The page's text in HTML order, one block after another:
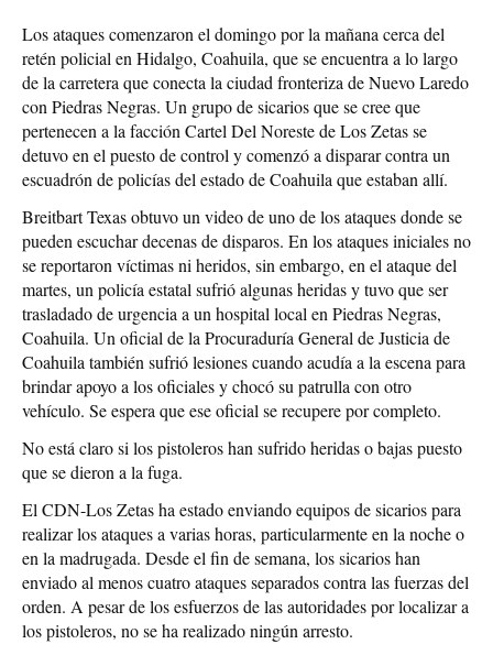
Los ataques comenzaron el domingo por la mañana cerca del
retén policial en Hidalgo, Coahuila, que se encuentra a lo largo
de la carretera que conecta la ciudad fronteriza de Nuevo Laredo
con Piedras Negras. Un grupo de sicarios que se cree que
pertenecen a la facción Cartel Del Noreste de Los Zetas se
detuvo en el puesto de control y comenzó a disparar contra un
escuadrón de policías del estado de Coahuila que estaban allí.
Breitbart Texas obtuvo un video de uno de los ataques donde se
pueden escuchar decenas de disparos. En los ataques iniciales no
se reportaron víctimas ni heridos, sin embargo, en el ataque del
martes, un policía estatal sufrió algunas heridas y tuvo que ser
trasladado de urgencia a un hospital local en Piedras Negras,
Coahuila. Un oficial de la Procuraduría General de Justicia de
Coahuila también sufrió lesiones cuando acudía a la escena para
brindar apoyo a los oficiales y chocó su patrulla con otro
vehículo. Se espera que ese oficial se recupere por completo.
No está claro si los pistoleros han sufrido heridas o bajas puesto
que se dieron a la fuga.
El CDN-Los Zetas ha estado enviando equipos de sicarios para
realizar los ataques a varias horas, particularmente en la noche o
en la madrugada. Desde el fin de semana, los sicarios han
enviado al menos cuatro ataques separados contra las fuerzas del
orden. A pesar de los esfuerzos de las autoridades por localizar a
los pistoleros, no se ha realizado ningún arresto.